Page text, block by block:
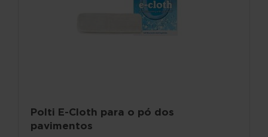
Polti E-Cloth para o pó dos
pavimentos